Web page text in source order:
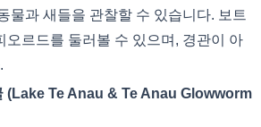
물과 새들을 관찰할 수 있습니다. 보트
오르드를 둘러볼 수 있으며, 경관이 아
(Lake Te Anau & Te Anau Glowworm